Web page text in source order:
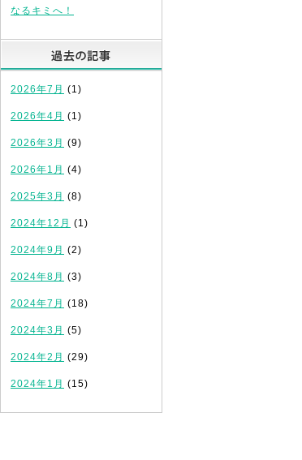
なるキミへ！
2026年7月 (1)
2026年4月 (1)
2026年3月 (9)
2026年1月 (4)
2025年3月 (8)
2024年12月 (1)
2024年9月 (2)
2024年8月 (3)
2024年7月 (18)
2024年3月 (5)
2024年2月 (29)
2024年1月 (15)